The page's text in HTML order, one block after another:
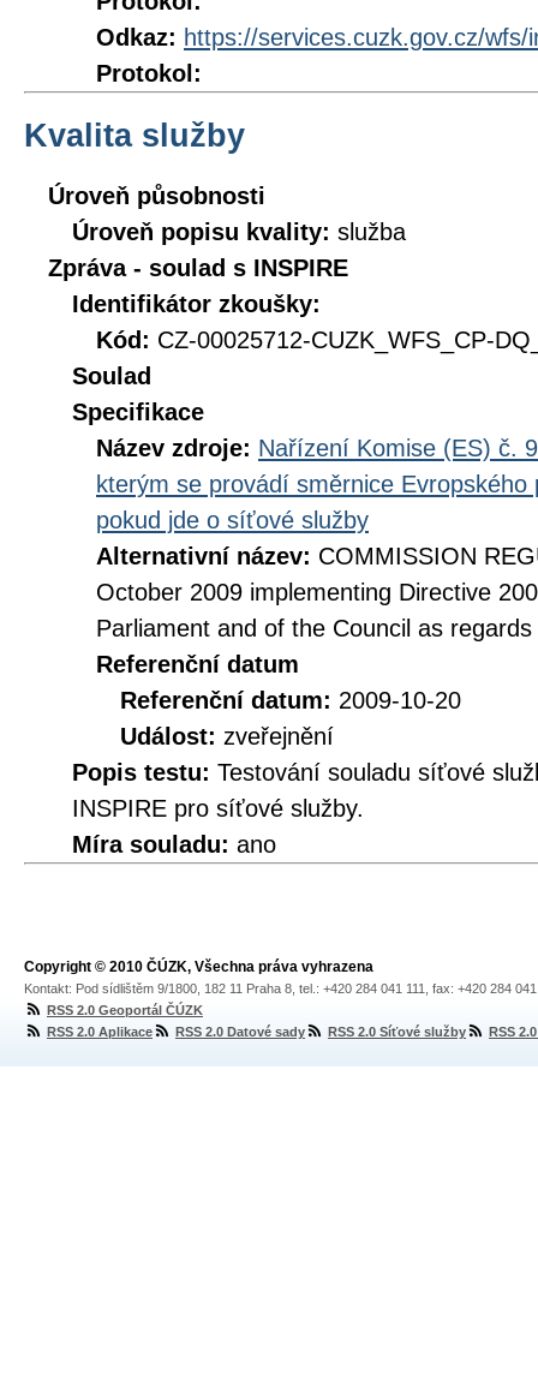
Odkaz: https://services.cuzk.gov.cz/wfs/
Protokol:
Kvalita služby
Úroveň působnosti
Úroveň popisu kvality: služba
Zpráva - soulad s INSPIRE
Identifikátor zkoušky:
Kód: CZ-00025712-CUZK_WFS_CP-
Soulad
Specifikace
Název zdroje: Nařízení Komise (ES) č.
kterým se provádí směrnice
pokud jde o síťové služby
Alternativní název: COMMISSION
October 2009 implementing Directive
Parliament and of the Council as
Referenční datum
Referenční datum: 2009-10-20
Událost: zveřejnění
Popis testu: Testování souladu síťové
INSPIRE pro síťové služby.
Míra souladu: ano
Copyright © 2010 ČÚZK, Všechna práva vyhrazena
Kontakt: Pod sídlištěm 9/1800, 182 11 Praha 8, tel.: +420 284 041 111, fax: +420 284
RSS 2.0 Geoportál ČÚZK
RSS 2.0 Aplikace
RSS 2.0 Datové sady RSS 2.0 Síťové služby RSS